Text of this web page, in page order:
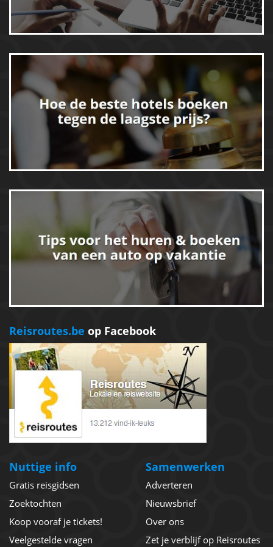
Reisroutes.be op Facebook
Nuttige info
Gratis reisgidsen
Zoektochten
Koop vooraf je tickets!
Veelgestelde vragen
Samenwerken
Adverteren
Nieuwsbrief
Over ons
Zet je verblijf op Reisroutes